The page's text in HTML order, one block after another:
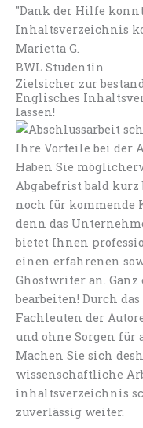
"Dank der Hilfe
Inhaltsverzeichnis
Marietta G.
BWL Studentin
Zielsicher zur
Englisches
lassen!
Ihre Vorteile bei der
Haben Sie
Abgabefrist bald kurz
noch für kommende
denn das
bietet Ihnen
einen erfahrenen
Ghostwriter an. Ganz
bearbeiten! Durch
Fachleuten der
und ohne Sorgen für
Machen Sie sich
wissenschaftliche
inhaltsverzeichnis
zuverlässig weiter.